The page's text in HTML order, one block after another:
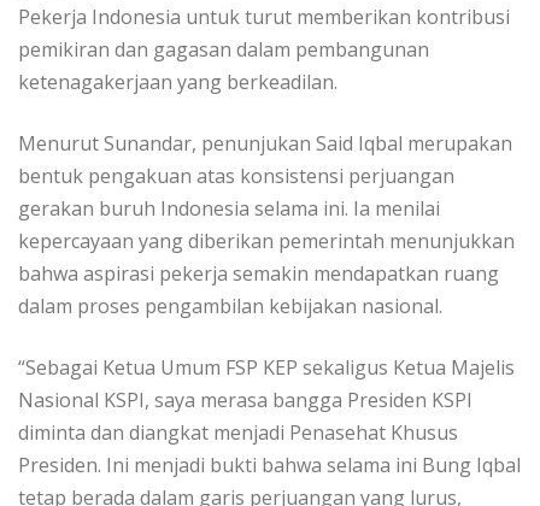
Pekerja Indonesia untuk turut memberikan kontribusi
pemikiran dan gagasan dalam pembangunan
ketenagakerjaan yang berkeadilan.
Menurut Sunandar, penunjukan Said Iqbal merupakan
bentuk pengakuan atas konsistensi perjuangan
gerakan buruh Indonesia selama ini. Ia menilai
kepercayaan yang diberikan pemerintah menunjukkan
bahwa aspirasi pekerja semakin mendapatkan ruang
dalam proses pengambilan kebijakan nasional.
“Sebagai Ketua Umum FSP KEP sekaligus Ketua Majelis
Nasional KSPI, saya merasa bangga Presiden KSPI
diminta dan diangkat menjadi Penasehat Khusus
Presiden. Ini menjadi bukti bahwa selama ini Bung Iqbal
tetap berada dalam garis perjuangan yang lurus,